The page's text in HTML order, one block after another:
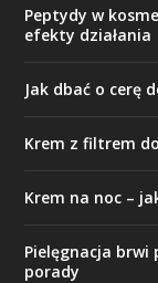
Peptydy w
efekty działania
Jak dbać o cerę
Krem z filtrem
Krem na noc –
Pielęgnacja brwi
porady